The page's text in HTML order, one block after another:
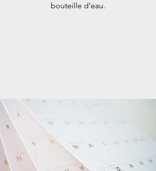
bouteille d’eau.